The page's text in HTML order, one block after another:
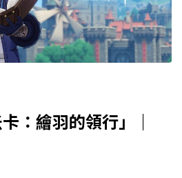
：繪羽的領行」｜